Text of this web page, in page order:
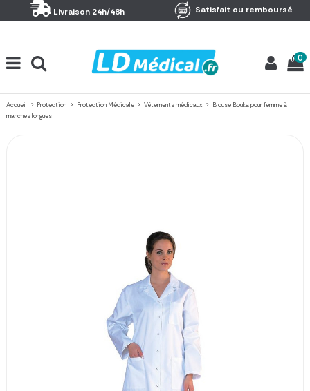
Livraison 24h/48h Satisfait ou remboursé
0
Accueil Protection Protection Médicale Vêtements médicaux
Blouse Bouka pour femme à
manches longues
Panneau de gestion des cookies